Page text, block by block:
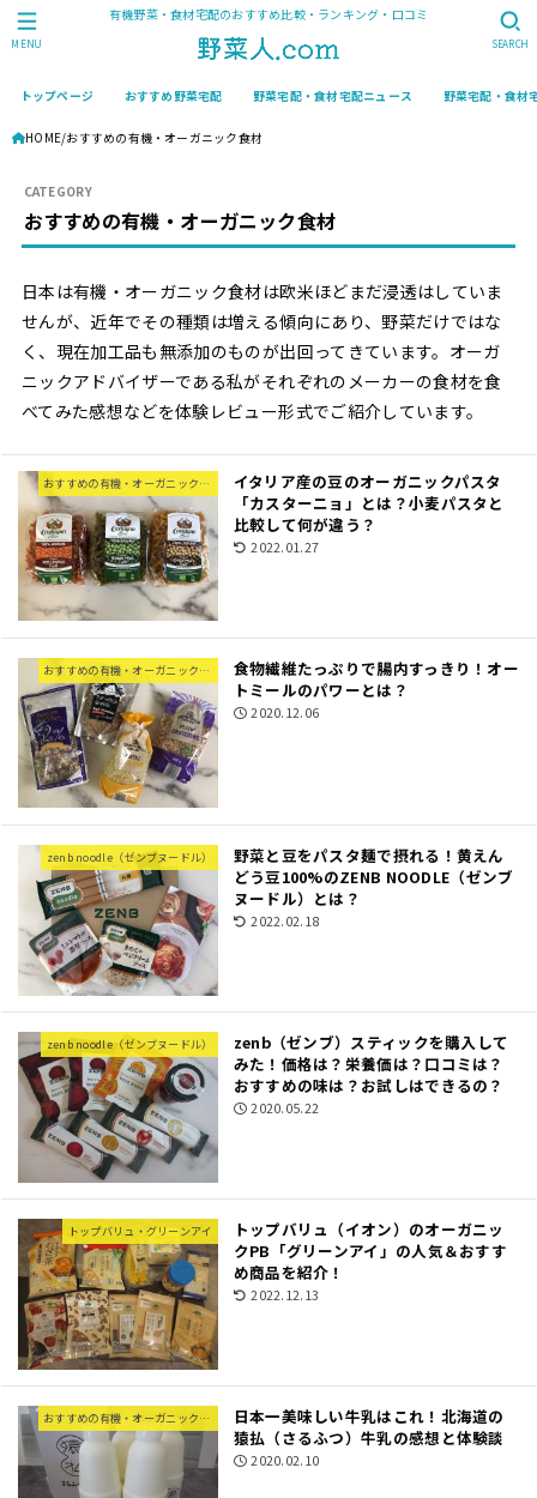
有機野菜・食材宅配のおすすめ比較・ランキング・口コミ
トップページ おすすめ野菜宅配 野菜宅配・食材宅配ニュース 野菜宅配・食材
SEARCH
MENU
HOME おすすめの有機・オーガニック食材
おすすめの有機・オーガニック食材
日本は有機・オーガニック食材は欧米ほどまだ浸透はしていま
せんが、近年でその種類は増える傾向にあり、野菜だけではな
く、現在加工品も無添加のものが出回ってきています。オーガ
ニックアドバイザーである私がそれぞれのメーカーの食材を食
べてみた感想などを体験レビュー形式でご紹介しています。
おすすめの有機・オーガニック食材
イタリア産の豆のオーガニックパスタ
「カスターニョ」とは？小麦パスタと
比較して何が違う？
2022.01.27
おすすめの有機・オーガニック食材
食物繊維たっぷりで腸内すっきり！オー
トミールのパワーとは？
2020.12.06
zenb noodle（ゼンブヌードル）
野菜と豆をパスタ麺で摂れる！黄えん
どう豆100%のZENB NOODLE（ゼンブ
ヌードル）とは？
2022.02.18
zenb noodle（ゼンブヌードル）
zenb（ゼンブ）スティックを購入して
みた！価格は？栄養価は？口コミは？
おすすめの味は？お試しはできるの？
2020.05.22
トップバリュ・グリーンアイ
トップバリュ（イオン）のオーガニッ
クPB「グリーンアイ」の人気＆おすす
め商品を紹介！
2022.12.13
おすすめの有機・オーガニック食材
日本一美味しい牛乳はこれ！北海道の
猿払（さるふつ）牛乳の感想と体験談
2020.02.10